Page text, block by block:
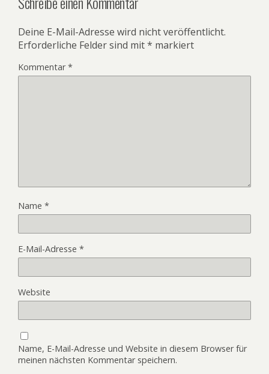
Deine E-Mail-Adresse wird nicht veröffentlicht.
Erforderliche Felder sind mit* markiert
Kommentar*
Name *
E-Mail-Adresse *
Website
Name, E-Mail-Adresse und Website in diesem Browser für
meinen nächsten Kommentar speichern.